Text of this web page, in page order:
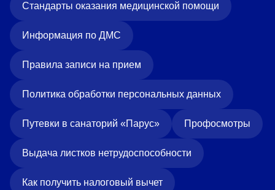
Стандарты оказания медицинской помощи
Информация по ДМС
Правила записи на прием
Политика обработки персональных данных
Путевки в санаторий «Парус» Профосмотры
Выдача листков нетрудоспособности
Как получить налоговый вычет